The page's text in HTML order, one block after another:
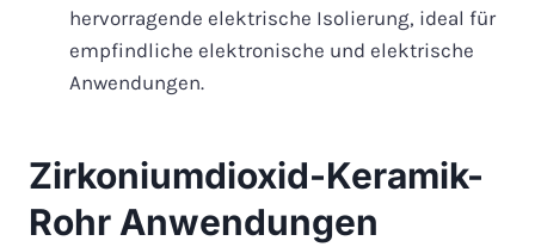
hervorragende elektrische Isolierung, ideal für
empfindliche elektronische und elektrische
Anwendungen.
Zirkoniumdioxid-Keramik-
Rohr Anwendungen